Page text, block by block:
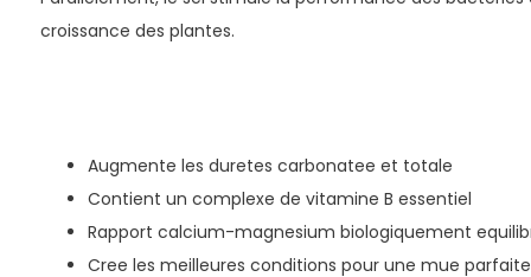
croissance des plantes.
Augmente les duretes carbonatee et totale
Contient un complexe de vitamine B essentiel
Rapport calcium-magnesium biologiquement
Cree les meilleures conditions pour une mue parfaite